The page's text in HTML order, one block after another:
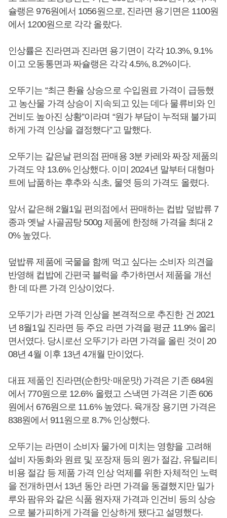
슐랭은 976원에서 1056원으로, 진라면 용기면은 1100원
에서 1200원으로 각각 올랐다.
인상률은 진라면과 진라면 용기면이 각각 10.3%, 9.1%
이고 오동통면과 짜슐랭은 각각 4.5%, 8.2%이다.
오뚜기는 “최근 환율 상승으로 수입원료 가격이 급등했
고 농산물 가격 상승이 지속되고 있는 데다 물류비와 인
건비도 높아진 상황”이라며 “원가 부담이 누적돼 불가피
하게 가격 인상을 결정했다”고 말했다.
오뚜기는 같은날 편의점 판매용 3분 카레와 짜장 제품의
가격도 약 13.6% 인상했다. 이미 2024년 말부터 대형마
트에 납품하는 후추와 식초, 물엿 등의 가격도 올렸다.
앞서 같은해 2월1일 편의점에서 판매하는 컵밥 덮밥류 7
종과 옛날 사골곰탕 500g 제품에 한정해 가격을 최대 2
0% 높였다.
덮밥류 제품에 국물을 함께 먹고 싶다는 소비자 의견을
반영해 컵밥에 간편국 블럭을 추가하면서 제품을 개선
한 데 따른 가격 인상이었다.
오뚜기가 라면 가격 인상을 본격적으로 추진한 건 2021
년 8월1일 진라면 등 주요 라면 가격을 평균 11.9% 올리
면서였다. 당시로선 오뚜기가 라면 가격을 올린 것이 20
08년 4월 이후 13년 4개월 만이었다.
대표 제품인 진라면(순한맛·매운맛) 가격은 기존 684원
에서 770원으로 12.6% 올렸고 스낵면 가격은 기존 606
원에서 676원으로 11.6% 높였다. 육개장 용기면 가격은
838원에서 911원으로 8.7% 인상했다.
오뚜기는 라면이 소비자 물가에 미치는 영향을 고려해
설비 자동화와 원료 및 포장재 등의 원가 절감, 유틸리티
비용 절감 등 제품 가격 인상 억제를 위한 자체적인 노력
을 전개하면서 13년 동안 라면 가격을 동결했지만 밀가
루와 팜유와 같은 식품 원자재 가격과 인건비 등의 상승
으로 불가피하게 가격을 인상하게 됐다고 설명했다.